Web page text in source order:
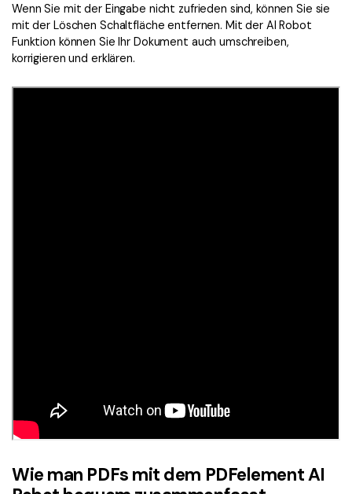
Wenn Sie mit der Eingabe nicht zufrieden sind, können Sie sie
mit der Löschen Schaltfläche entfernen. Mit der AI Robot
Funktion können Sie Ihr Dokument auch umschreiben,
korrigieren und erklären.
Wie man PDFs mit dem PDFelement AI